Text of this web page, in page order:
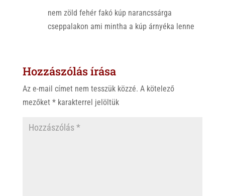
nem zöld fehér fakó kúp narancssárga
cseppalakon ami mintha a kúp árnyéka lenne
Hozzászólás írása
Az e-mail címet nem tesszük közzé. A kötelező
mezőket *karakterrel jelöltük